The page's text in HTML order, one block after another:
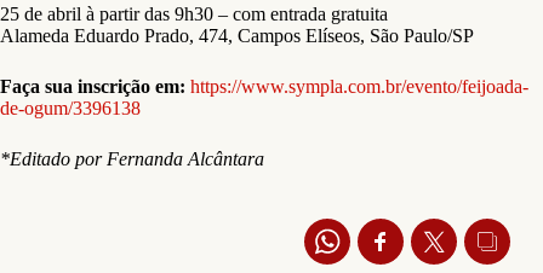
25 de abril à partir das 9h30 – com entrada gratuita
Alameda Eduardo Prado, 474, Campos Elíseos, São Paulo/SP
Faça sua inscrição em: https://www.sympla.com.br/evento/feijoada-
de-ogum/3396138
*Editado por Fernanda Alcântara